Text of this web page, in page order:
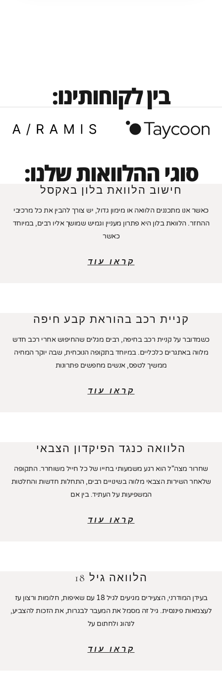
בין לקוחותינו:
סוגי ההלוואות שלנו:
חישוב הלוואת בלון באקסל
כאשר אנו מתכננים הלוואה או מימון גדול, יש צורך להבין את כל מרכיבי
ההחזר. הלוואת בלון היא פתרון מעניין וגמיש שמושך אליו רבים, במיוחד
כאשר
קראו עוד
קניית רכב בהוראת קבע חיפה
כשמדובר על קניית רכב בחיפה, רבים מגלים שהחיפוש אחרי רכב חדש
מלווה באתגרים כלכליים. במיוחד בתקופה הנוכחית, שבה יוקר המחיה
ממשיך לטפס, אנשים מחפשים פתרונות
קראו עוד
הלוואה כנגד הפיקדון הצבאי
שחרור מצה"ל הוא רגע משמעותי בחייו של כל חייל משוחרר. התקופה
שלאחר השירות הצבאי מלווה בשינויים רבים, התחלות חדשות והחלטות
המשפיעות על העתיד. בין אם
קראו עוד
הלוואה גיל 18
בעידן המודרני, הצעירים מגיעים לגיל 18 עם שאיפות, חלומות ורצון עז
לעצמאות פיננסית. גיל זה מסמל את המעבר לבגרות, את הזכות להצביע,
לנהוג ולחתום על
קראו עוד